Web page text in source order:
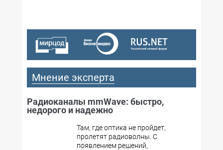
Мнение эксперта
Радиоканалы mmWave: быстро,
недорого и надежно
Там, где оптика не пройдет,
пролетят радиоволны. С
появлением решений,